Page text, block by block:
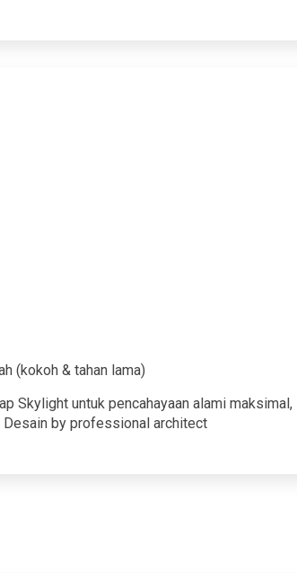
(kokoh & tahan lama)
Skylight untuk pencahayaan alami maksimal,
by professional architect